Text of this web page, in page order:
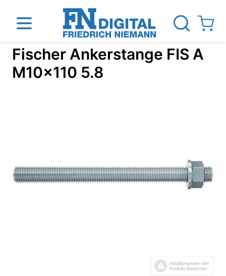
Direkt zum Inhalt
View
Fischer Ankerstange FIS A
M10x110 5.8